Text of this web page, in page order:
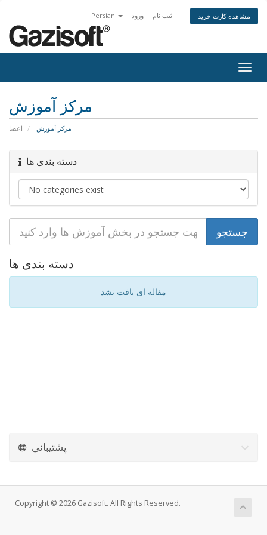
Persian ورود ثبت نام مشاهده کارت خرید
مرکز آموزش
اعضا مرکز آموزش
دسته بندی ها
دسته بندی ها
مقاله ای یافت نشد
پشتیبانی
Copyright © 2026 Gazisoft. All Rights Reserved.